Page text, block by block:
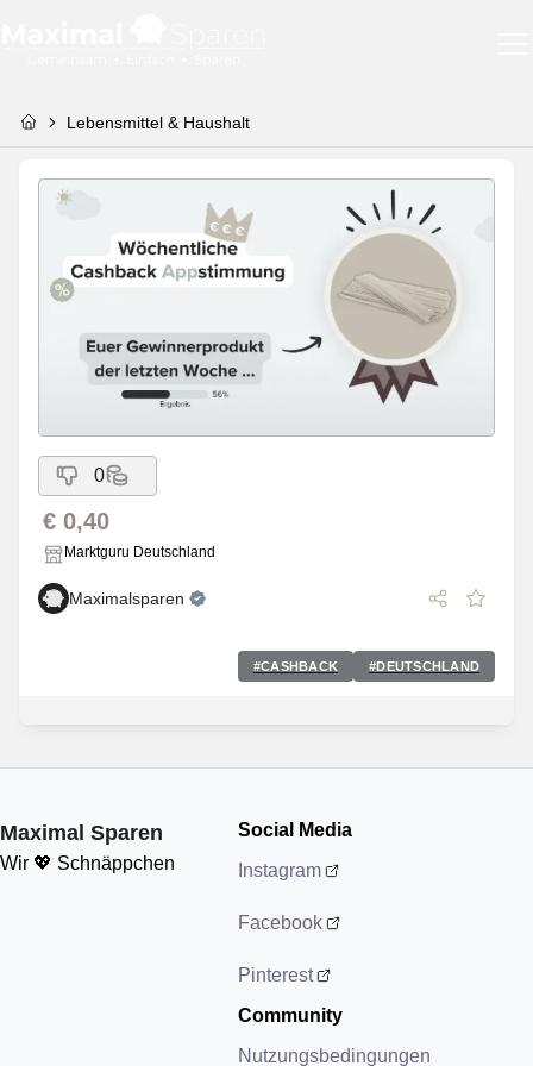
Lebensmittel & Haushalt
0
€ 0,40
Marktguru Deutschland
Maximalsparen
#CASHBACK #DEUTSCHLAND
Maximal Sparen
Wir 💖 Schnäppchen
Social Media
Instagram
Facebook
Pinterest
Community
Nutzungsbedingungen